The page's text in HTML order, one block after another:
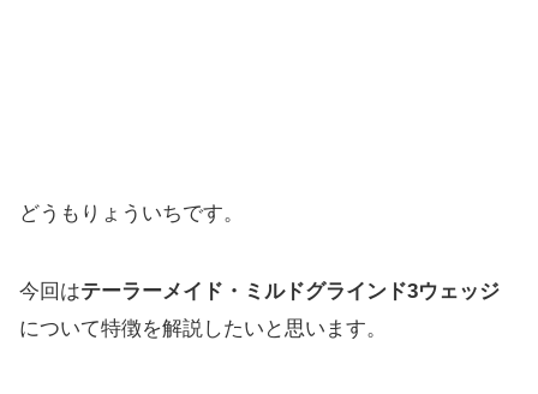
どうもりょういちです。
今回はテーラーメイド・ミルドグラインド3ウェッジ
について特徴を解説したいと思います。